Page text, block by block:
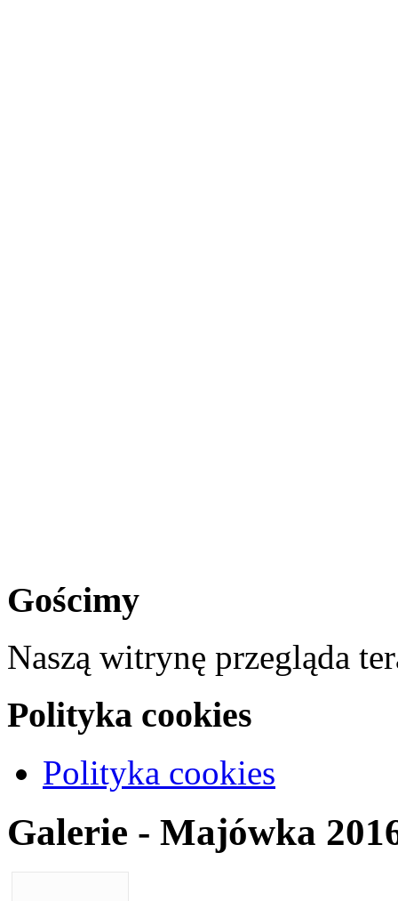
Gościmy
Naszą witrynę przegląda
Polityka cookies
Polityka cookies
Galerie - Majówka